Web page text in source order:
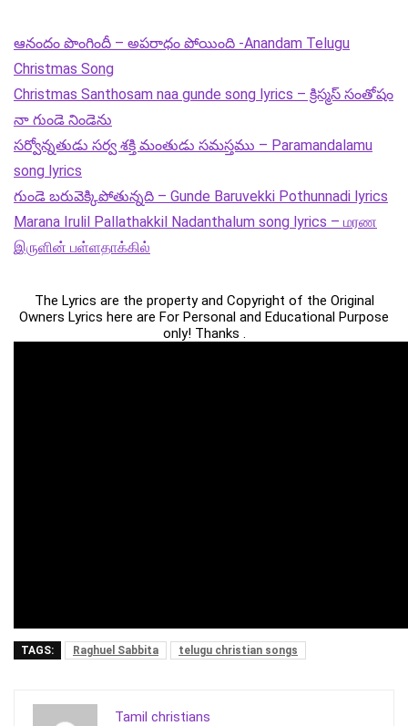
ఆనందం పొంగిందీ – అపరాధం పోయింది -Anandam Telugu
Christmas Song
Christmas Santhosam naa gunde song lyrics – క్రిస్మస్ సంతోషం
నా గుండె నిండెను
సర్వోన్నతుడు సర్వ శక్తి మంతుడు సమస్తము – Paramandalamu
song lyrics
గుండె బరువెక్కిపోతున్నది – Gunde Baruvekki Pothunnadi lyrics
Marana Irulil Pallathakkil Nadanthalum song lyrics – மரண
இருளின் பள்ளதாக்கில்
The Lyrics are the property and Copyright of the Original
Owners Lyrics here are For Personal and Educational Purpose
only! Thanks .
TAGS: Raghuel Sabbita telugu christian songs
Tamil christians